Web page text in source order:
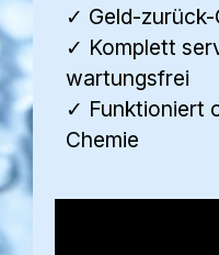
✓ Geld-zurück-
✓ Komplett
wartungsfrei
✓ Funktioniert
Chemie